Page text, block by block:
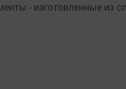
- изготовленные из